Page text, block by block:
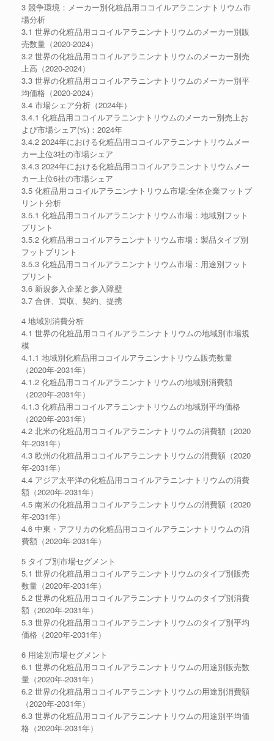
3 競争環境：メーカー別化粧品用ココイルアラニンナトリウム市
場分析
3.1 世界の化粧品用ココイルアラニンナトリウムのメーカー別販
売数量（2020-2024）
3.2 世界の化粧品用ココイルアラニンナトリウムのメーカー別売
上高（2020-2024）
3.3 世界の化粧品用ココイルアラニンナトリウムのメーカー別平
均価格（2020-2024）
3.4 市場シェア分析（2024年）
3.4.1 化粧品用ココイルアラニンナトリウムのメーカー別売上お
よび市場シェア(%)：2024年
3.4.2 2024年における化粧品用ココイルアラニンナトリウムメー
カー上位3社の市場シェア
3.4.3 2024年における化粧品用ココイルアラニンナトリウムメー
カー上位6社の市場シェア
3.5 化粧品用ココイルアラニンナトリウム市場:全体企業フットプ
リント分析
3.5.1 化粧品用ココイルアラニンナトリウム市場：地域別フット
プリント
3.5.2 化粧品用ココイルアラニンナトリウム市場：製品タイプ別
フットプリント
3.5.3 化粧品用ココイルアラニンナトリウム市場：用途別フット
プリント
3.6 新規参入企業と参入障壁
3.7 合併、買収、契約、提携
4 地域別消費分析
4.1 世界の化粧品用ココイルアラニンナトリウムの地域別市場規
模
4.1.1 地域別化粧品用ココイルアラニンナトリウム販売数量
（2020年-2031年）
4.1.2 化粧品用ココイルアラニンナトリウムの地域別消費額
（2020年-2031年）
4.1.3 化粧品用ココイルアラニンナトリウムの地域別平均価格
（2020年-2031年）
4.2 北米の化粧品用ココイルアラニンナトリウムの消費額（2020
年-2031年）
4.3 欧州の化粧品用ココイルアラニンナトリウムの消費額（2020
年-2031年）
4.4 アジア太平洋の化粧品用ココイルアラニンナトリウムの消費
額（2020年-2031年）
4.5 南米の化粧品用ココイルアラニンナトリウムの消費額（2020
年-2031年）
4.6 中東・アフリカの化粧品用ココイルアラニンナトリウムの消
費額（2020年-2031年）
5 タイプ別市場セグメント
5.1 世界の化粧品用ココイルアラニンナトリウムのタイプ別販売
数量（2020年-2031年）
5.2 世界の化粧品用ココイルアラニンナトリウムのタイプ別消費
額（2020年-2031年）
5.3 世界の化粧品用ココイルアラニンナトリウムのタイプ別平均
価格（2020年-2031年）
6 用途別市場セグメント
6.1 世界の化粧品用ココイルアラニンナトリウムの用途別販売数
量（2020年-2031年）
6.2 世界の化粧品用ココイルアラニンナトリウムの用途別消費額
（2020年-2031年）
6.3 世界の化粧品用ココイルアラニンナトリウムの用途別平均価
格（2020年-2031年）